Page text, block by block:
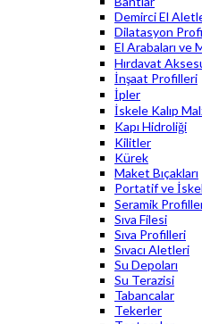
Demirci El
Dilatasyon
El Arabaları ve
Hırdavat
İnşaat Profilleri
İpler
İskele Kalıp
Kapı Hidroliği
Kilitler
Kürek
Maket Bıçakları
Portatif ve
Seramik
Sıva Filesi
Sıva Profilleri
Sıvacı Aletleri
Su Depoları
Su Terazisi
Tabancalar
Tekerler